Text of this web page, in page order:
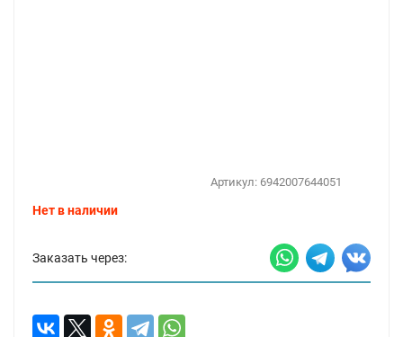
Артикул: 6942007644051
Нет в наличии
Заказать через: